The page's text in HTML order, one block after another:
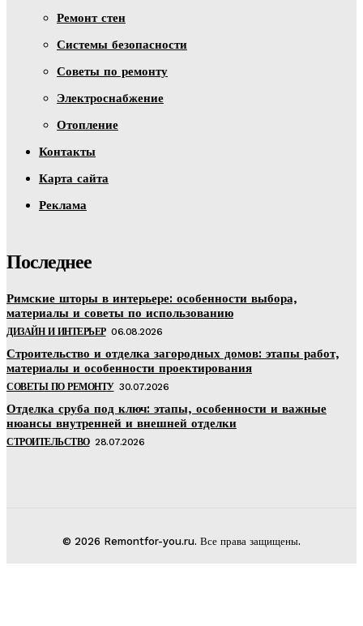
Ремонт стен
Системы безопасности
Советы по ремонту
Электроснабжение
Отопление
Контакты
Карта сайта
Реклама
Последнее
Римские шторы в интерьере: особенности выбора,
материалы и советы по использованию
ДИЗАЙН И ИНТЕРЬЕР 06.08.2026
Строительство и отделка загородных домов: этапы работ,
материалы и особенности проектирования
СОВЕТЫ ПО РЕМОНТУ 30.07.2026
Отделка сруба под ключ: этапы, особенности и важные
нюансы внутренней и внешней отделки
СТРОИТЕЛЬСТВО 28.07.2026
© 2026 Remontfor-you.ru. Все права защищены.